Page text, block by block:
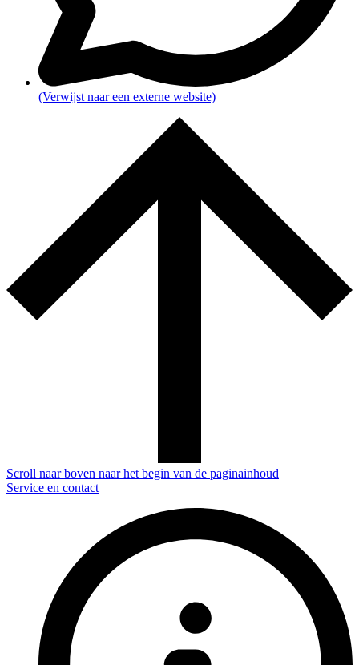
(Verwijst naar een externe website)
Scroll naar boven naar het begin van de paginainhoud
Service en contact